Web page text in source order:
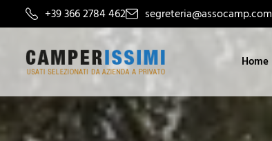
+39 366 2784 462 segreteria@assocamp.com
Home